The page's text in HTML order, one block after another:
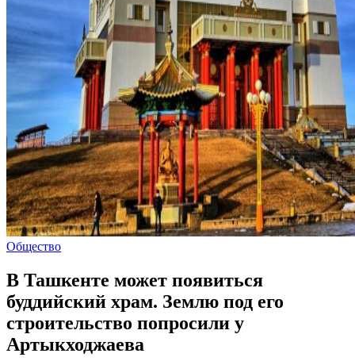
Общество
В Ташкенте может появиться
буддийский храм. Землю под его
строительство попросили у
Артыкходжаева